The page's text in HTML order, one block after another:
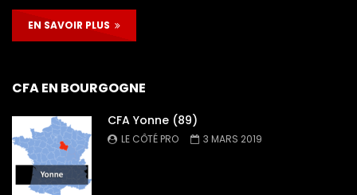
EN SAVOIR PLUS
CFA EN BOURGOGNE
CFA Yonne (89)
LE CÔTÉ PRO 3 MARS 2019